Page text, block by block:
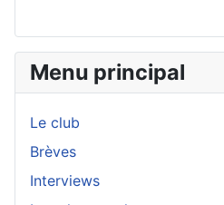
Menu principal
Le club
Brèves
Interviews